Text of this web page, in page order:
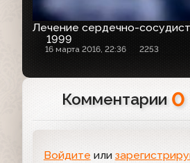
Лечение сердечно-
1999
16 марта 2016, 22:36 2253
Комментарии 0
Войдите или